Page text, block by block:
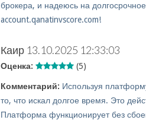
брокера, и надеюсь на
account.qanatinvscore.com!
Каир 13.10.2025 12:33:03
Оценка: (5)
Комментарий: Используя
то, что искал долгое время. Это
Платформа функционирует без